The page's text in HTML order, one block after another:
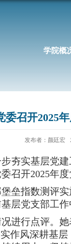
学院概
委召开2025
发布者：颜廷宏
夯实基层党
召开2025年
垒指数测评
层党支部工作
进行点评。 她
作风深耕基